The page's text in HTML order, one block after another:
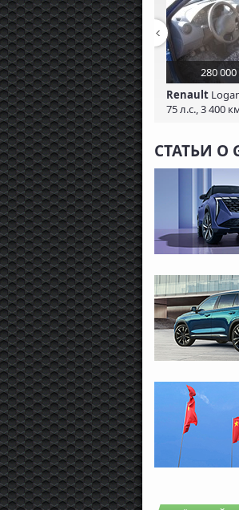
280
Renault
75 л.с., 3 400
СТАТЬИ О